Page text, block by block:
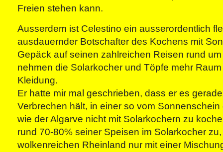
Freien stehen kann.
Ausserdem ist Celestino ein ausserordentlich
ausdauernder Botschafter des Kochens mit
Gepäck auf seinen zahlreichen Reisen rund
nehmen die Solarkocher und Töpfe mehr
Kleidung.
Er hatte mir mal geschrieben, dass er es
Verbrechen hält, in einer so vom
wie der Algarve nicht mit Solarkochern zu
rund 70-80% seiner Speisen im Solarkocher
wolkenreichen Rheinland nur mit einer